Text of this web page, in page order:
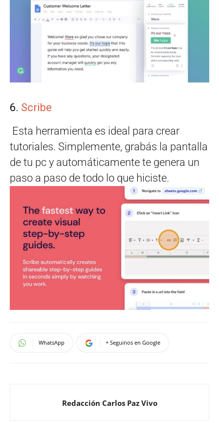
6. Scribe
Esta herramienta es ideal para crear
tutoriales. Simplemente, grabás la pantalla
de tu pc y automáticamente te genera un
paso a paso de todo lo que hiciste.
WhatsApp + Seguinos en Google
Redacción Carlos Paz Vivo